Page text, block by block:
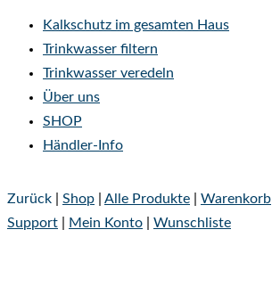
Kalkschutz im gesamten Haus
Trinkwasser filtern
Trinkwasser veredeln
Über uns
SHOP
Händler-Info
Zurück Shop Alle Produkte Warenkorb
Support
Mein Konto Wunschliste